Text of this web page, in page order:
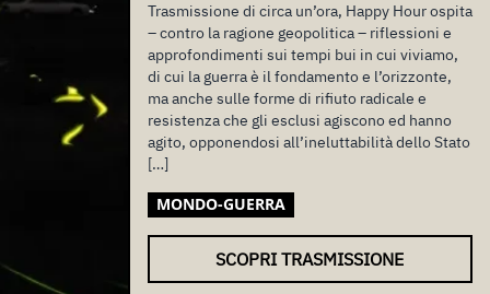
Trasmissione di circa un’ora, Happy Hour ospita
– contro la ragione geopolitica – riflessioni e
approfondimenti sui tempi bui in cui viviamo,
di cui la guerra è il fondamento e l’orizzonte,
ma anche sulle forme di rifiuto radicale e
resistenza che gli esclusi agiscono ed hanno
agito, opponendosi all’ineluttabilità dello Stato
[…]
MONDO-GUERRA
SCOPRI TRASMISSIONE